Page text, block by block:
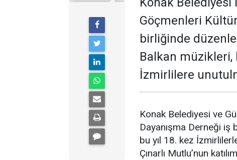
Göçmenleri
birliğinde
Balkan müzikleri,
İzmirlilere
Konak Belediyesi ve
Dayanışma Derneği iş
bu yıl 18. kez
Çınarlı Mutlu’nun